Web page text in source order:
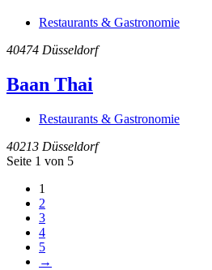
Restaurants & Gastronomie
40474 Düsseldorf
Baan Thai
Restaurants & Gastronomie
40213 Düsseldorf
Seite 1 von 5
1
2
3
4
5
→